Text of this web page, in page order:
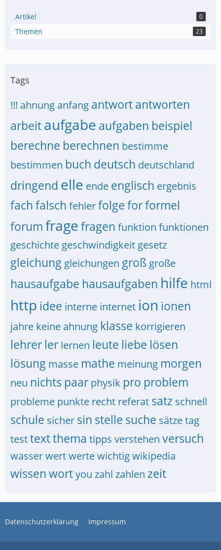
Artikel 0
Themen 23
Tags
!!! ahnung anfang antwortantworten
arbeitaufgabe aufgaben beispiel
berechne berechnen bestimme
bestimmen buch deutsch deutschland
dringend elle ende englisch ergebnis
fachfalsch fehlerfolgeforformel
forumfragefragen funktion funktionen
geschichte geschwindigkeit gesetz
gleichung gleichungen groß große
hausaufgabe hausaufgaben hilfe html
http idee interne internet ion ionen
jahre keine ahnung klasse korrigieren
lehrer ler lernen leute liebe lösen
lösung masse mathe meinung morgen
neu nichts paar physik pro problem
probleme punkte recht referat satz schnell
schule sicher sin stelle suche sätzetag
testtextthema tipps verstehen versuch
wasserwertwertewichtigwikipedia
wissenwortyou zahl zahlen zeit
Datenschutzerklärung Impressum